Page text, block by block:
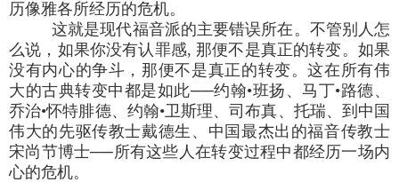
历像雅各所经历的危机。
这就是现代福音派的主要错误所在。不管别人怎
么说，如果你没有认罪感, 那便不是真正的转变。如果
没有内心的争斗，那便不是真正的转变。这在所有伟
大的古典转变中都是如此──约翰•班扬、马丁•路德、
乔治•怀特腓德、约翰•卫斯理、司布真、托瑞、到中国
伟大的先驱传教士戴德生、中国最杰出的福音传教士
宋尚节博士──所有这些人在转变过程中都经历一场内
心的危机。